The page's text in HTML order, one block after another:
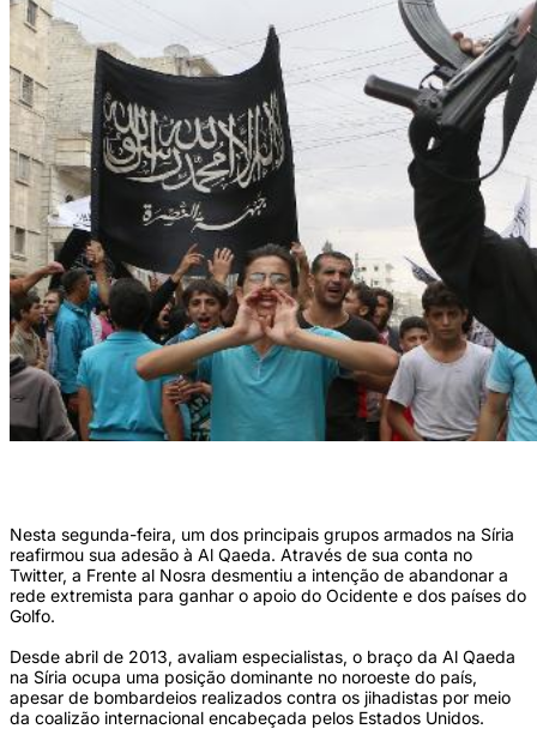
Nesta segunda-feira, um dos principais grupos armados na Síria
reafirmou sua adesão à Al Qaeda. Através de sua conta no
Twitter, a Frente al Nosra desmentiu a intenção de abandonar a
rede extremista para ganhar o apoio do Ocidente e dos países do
Golfo.
Desde abril de 2013, avaliam especialistas, o braço da Al Qaeda
na Síria ocupa uma posição dominante no noroeste do país,
apesar de bombardeios realizados contra os jihadistas por meio
da coalizão internacional encabeçada pelos Estados Unidos.